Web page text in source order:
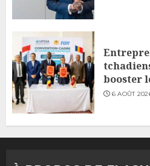
booster
6 AOÛT